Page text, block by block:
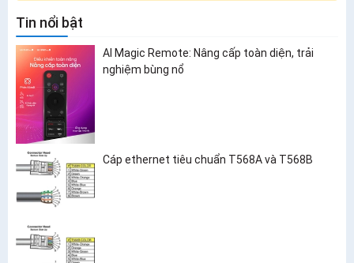
Tin nổi bật
AI Magic Remote: Nâng cấp toàn diện, trải
nghiệm bùng nổ
Cáp ethernet tiêu chuẩn T568A và T568B